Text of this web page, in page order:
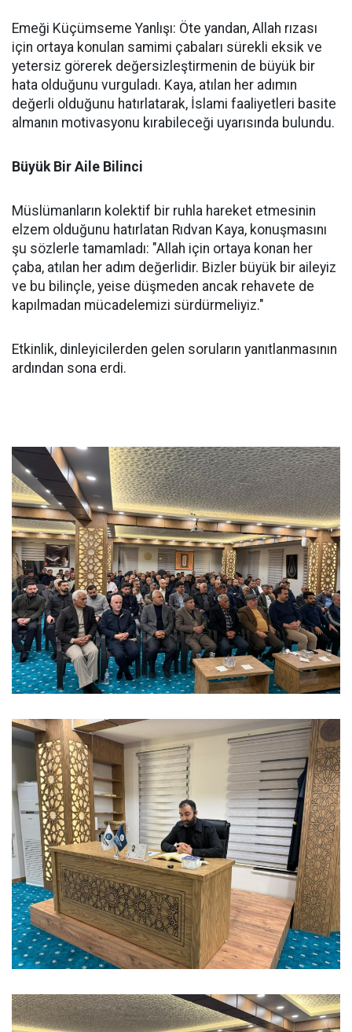
Emeği Küçümseme Yanlışı: Öte yandan, Allah rızası
için ortaya konulan samimi çabaları sürekli eksik ve
yetersiz görerek değersizleştirmenin de büyük bir
hata olduğunu vurguladı. Kaya, atılan her adımın
değerli olduğunu hatırlatarak, İslami faaliyetleri basite
almanın motivasyonu kırabileceği uyarısında bulundu.
Büyük Bir Aile Bilinci
Müslümanların kolektif bir ruhla hareket etmesinin
elzem olduğunu hatırlatan Rıdvan Kaya, konuşmasını
şu sözlerle tamamladı: "Allah için ortaya konan her
çaba, atılan her adım değerlidir. Bizler büyük bir aileyiz
ve bu bilinçle, yeise düşmeden ancak rehavete de
kapılmadan mücadelemizi sürdürmeliyiz."
Etkinlik, dinleyicilerden gelen soruların yanıtlanmasının
ardından sona erdi.